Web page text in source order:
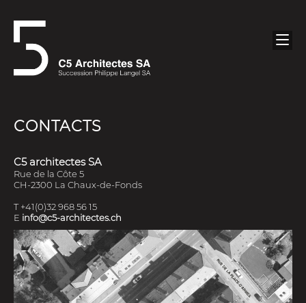
CONTACTS
C5 architectes SA
Rue de la Côte 5
CH-2300 La Chaux-de-Fonds
T +41(0)32 968 56 15
E info@c5-architectes.ch